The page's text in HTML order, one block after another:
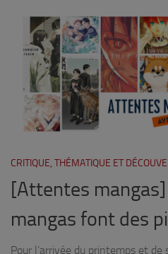
CRITIQUE, THÉMATIQUE ET
[Attentes mangas]
mangas font des
Pour l’arrivée du printemps et